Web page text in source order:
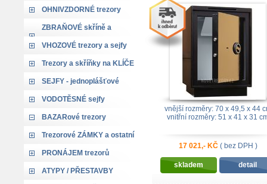
OHNIVZDORNÉ trezory
ZBRAŇOVÉ skříně a
trezory
VHOZOVÉ trezory a sejfy
Trezory a skříňky na KLÍČE
SEJFY - jednoplášťové
VODOTĚSNÉ sejfy
BAZARové trezory
Trezorové ZÁMKY a ostatní
PRONÁJEM trezorů
ATYPY / PŘESTAVBY
vnější rozměry: 70 x 49,5 x 44
vnitřní rozměry: 51 x 41 x 31
17 021,- KČ( bez DPH )
skladem detail